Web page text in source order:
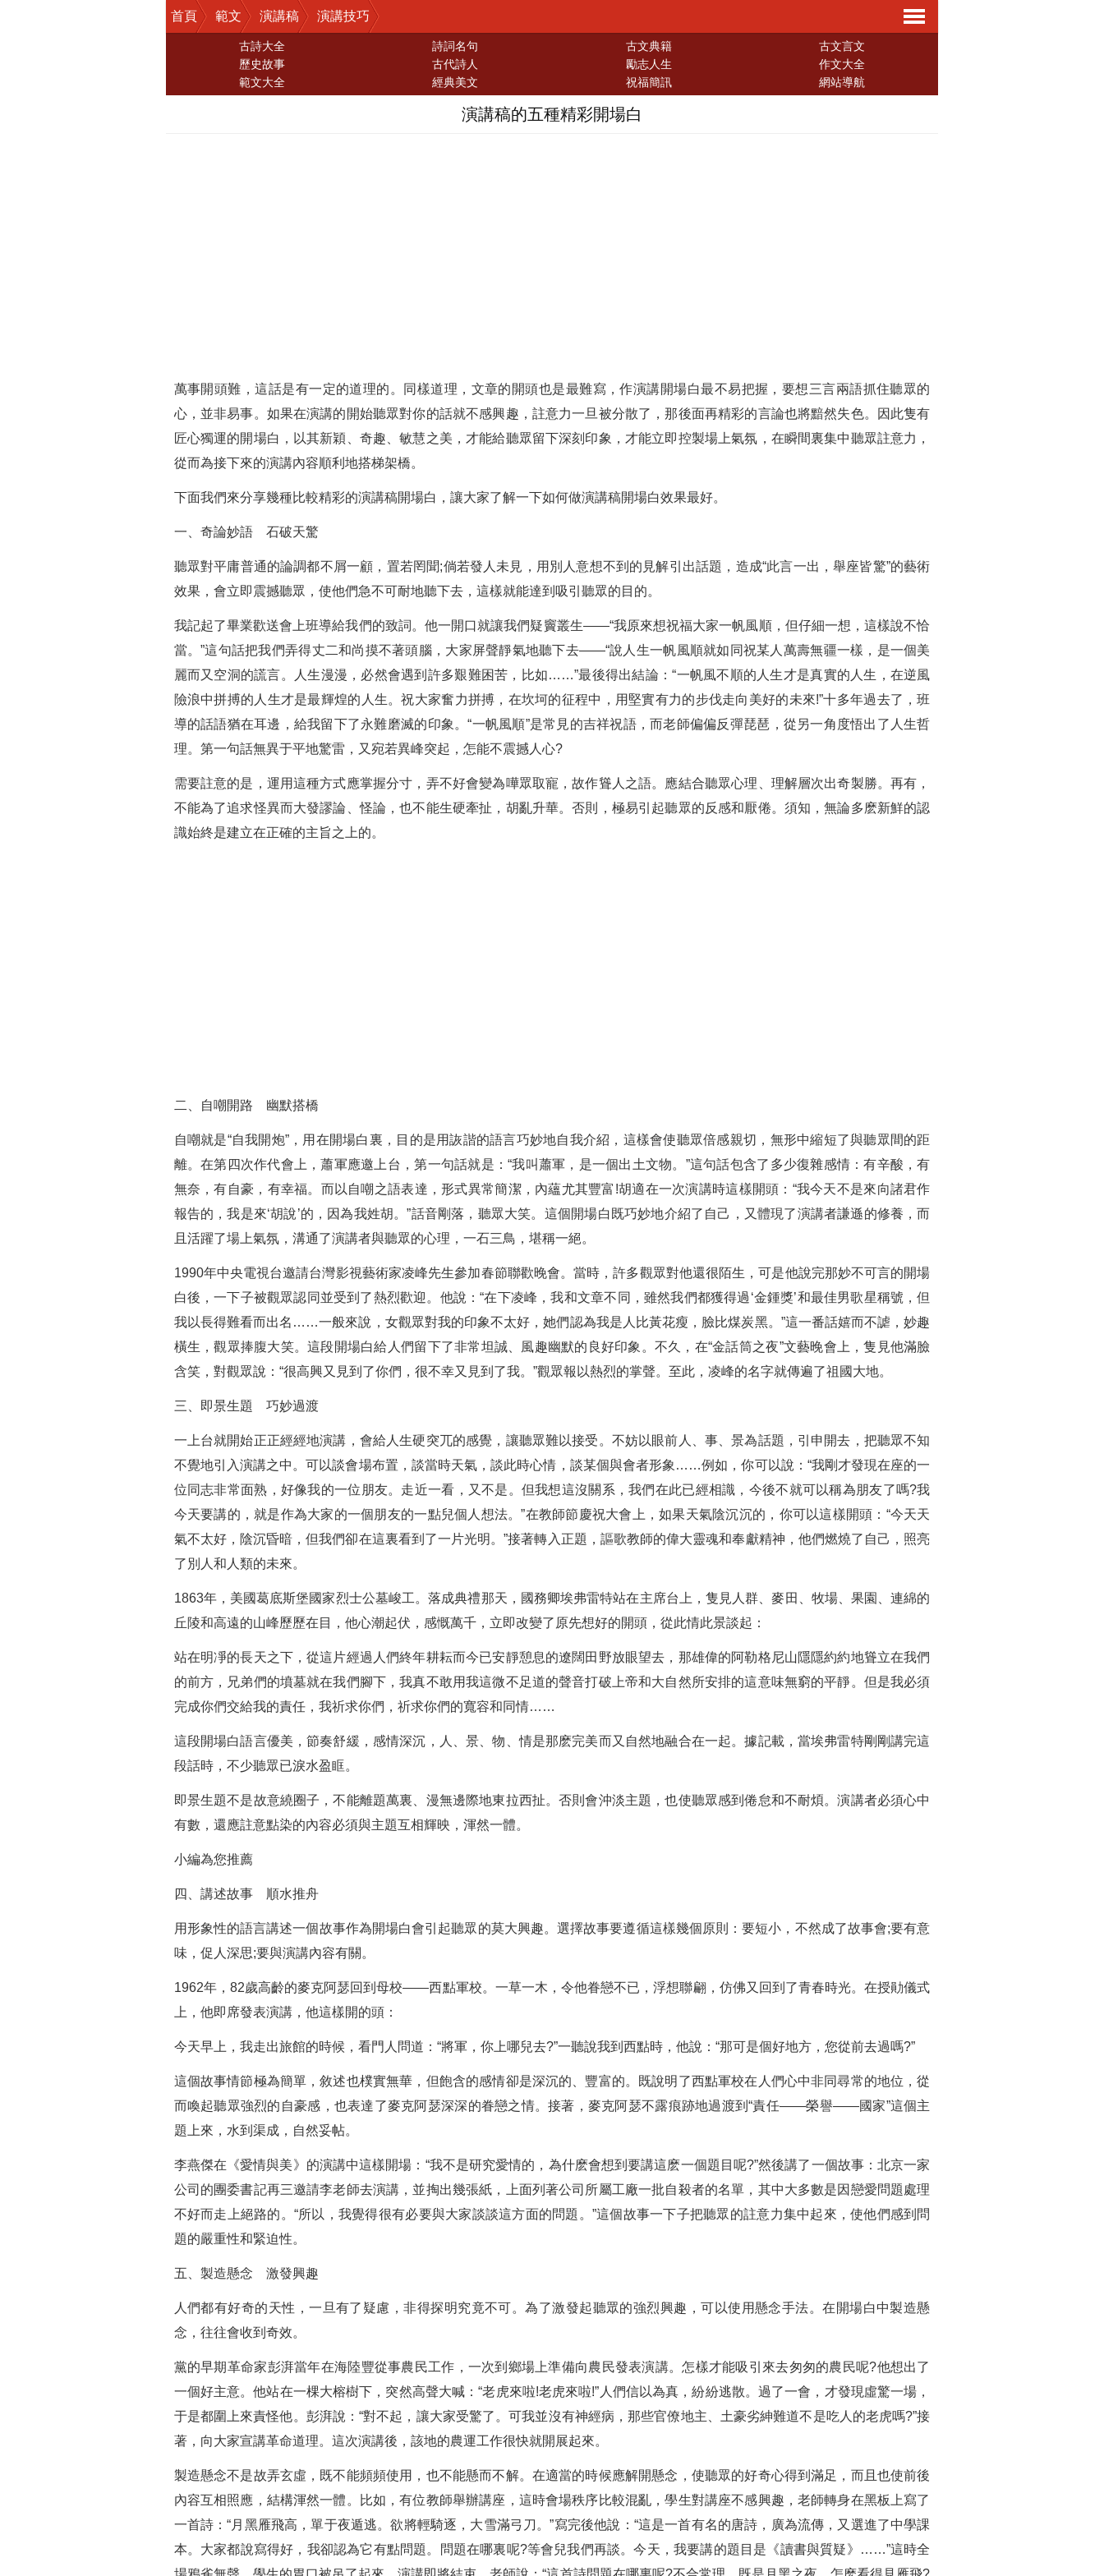
首頁 範文 演講稿
演講技巧
導
古詩大全 詩詞名句 古文典籍
古文言文
歷史故事
古代詩人 勵志人生
作文大全
範文大全
經典美文 祝福簡訊 網站導航
演講稿的五種精彩開場白
萬事開頭難，這話是有一定的道理的。同樣道理，文章的開頭也是最難寫，作演講開場白最不易把握，要想三言兩語抓住聽眾的
心，並非易事。如果在演講的開始聽眾對你的話就不感興趣，註意力一旦被分散了，那後面再精彩的言論也將黯然失色。因此隻有
匠心獨運的開場白，以其新穎、奇趣、敏慧之美，才能給聽眾留下深刻印象，才能立即控製場上氣氛，在瞬間裏集中聽眾註意力，
從而為接下來的演講內容順利地搭梯架橋。
下面我們來分享幾種比較精彩的演講稿開場白，讓大家了解一下如何做演講稿開場白效果最好。
一、奇論妙語 石破天驚
聽眾對平庸普通的論調都不屑一顧，置若罔聞;倘若發人未見，用別人意想不到的見解引出話題，造成“此言一出，舉座皆驚”的藝術
效果，會立即震撼聽眾，使他們急不可耐地聽下去，這樣就能達到吸引聽眾的目的。
我記起了畢業歡送會上班導給我們的致詞。他一開口就讓我們疑竇叢生——“我原來想祝福大家一帆風順，但仔細一想，這樣說不恰
當。”這句話把我們弄得丈二和尚摸不著頭腦，大家屏聲靜氣地聽下去——“說人生一帆風順就如同祝某人萬壽無疆一樣，是一個美
麗而又空洞的謊言。人生漫漫，必然會遇到許多艱難困苦，比如……”最後得出結論：“一帆風不順的人生才是真實的人生，在逆風
險浪中拼搏的人生才是最輝煌的人生。祝大家奮力拼搏，在坎坷的征程中，用堅實有力的步伐走向美好的未來!”十多年過去了，班
導的話語猶在耳邊，給我留下了永難磨滅的印象。“一帆風順”是常見的吉祥祝語，而老師偏偏反彈琵琶，從另一角度悟出了人生哲
理。第一句話無異于平地驚雷，又宛若異峰突起，怎能不震撼人心?
需要註意的是，運用這種方式應掌握分寸，弄不好會變為嘩眾取寵，故作聳人之語。應結合聽眾心理、理解層次出奇製勝。再有，
不能為了追求怪異而大發謬論、怪論，也不能生硬牽扯，胡亂升華。否則，極易引起聽眾的反感和厭倦。須知，無論多麽新鮮的認
識始終是建立在正確的主旨之上的。
二、自嘲開路 幽默搭橋
自嘲就是“自我開炮”，用在開場白裏，目的是用詼諧的語言巧妙地自我介紹，這樣會使聽眾倍感親切，無形中縮短了與聽眾間的距
離。在第四次作代會上，蕭軍應邀上台，第一句話就是：“我叫蕭軍，是一個出土文物。”這句話包含了多少復雜感情：有辛酸，有
無奈，有自豪，有幸福。而以自嘲之語表達，形式異常簡潔，內蘊尤其豐富!胡適在一次演講時這樣開頭：“我今天不是來向諸君作
報告的，我是來‘胡說’的，因為我姓胡。”話音剛落，聽眾大笑。這個開場白既巧妙地介紹了自己，又體現了演講者謙遜的修養，而
且活躍了場上氣氛，溝通了演講者與聽眾的心理，一石三鳥，堪稱一絕。
1990年中央電視台邀請台灣影視藝術家凌峰先生參加春節聯歡晚會。當時，許多觀眾對他還很陌生，可是他說完那妙不可言的開場
白後，一下子被觀眾認同並受到了熱烈歡迎。他說：“在下凌峰，我和文章不同，雖然我們都獲得過‘金鍾獎’和最佳男歌星稱號，但
我以長得難看而出名……一般來說，女觀眾對我的印象不太好，她們認為我是人比黃花瘦，臉比煤炭黑。”這一番話嬉而不謔，妙趣
橫生，觀眾捧腹大笑。這段開場白給人們留下了非常坦誠、風趣幽默的良好印象。不久，在“金話筒之夜”文藝晚會上，隻見他滿臉
含笑，對觀眾說：“很高興又見到了你們，很不幸又見到了我。”觀眾報以熱烈的掌聲。至此，凌峰的名字就傳遍了祖國大地。
三、即景生題 巧妙過渡
一上台就開始正正經經地演講，會給人生硬突兀的感覺，讓聽眾難以接受。不妨以眼前人、事、景為話題，引申開去，把聽眾不知
不覺地引入演講之中。可以談會場布置，談當時天氣，談此時心情，談某個與會者形象……例如，你可以說：“我剛才發現在座的一
位同志非常面熟，好像我的一位朋友。走近一看，又不是。但我想這沒關系，我們在此已經相識，今後不就可以稱為朋友了嗎?我
今天要講的，就是作為大家的一個朋友的一點兒個人想法。”在教師節慶祝大會上，如果天氣陰沉沉的，你可以這樣開頭：“今天天
氣不太好，陰沉昏暗，但我們卻在這裏看到了一片光明。”接著轉入正題，謳歌教師的偉大靈魂和奉獻精神，他們燃燒了自己，照亮
了別人和人類的未來。
1863年，美國葛底斯堡國家烈士公墓峻工。落成典禮那天，國務卿埃弗雷特站在主席台上，隻見人群、麥田、牧場、果園、連綿的
丘陵和高遠的山峰歷歷在目，他心潮起伏，感慨萬千，立即改變了原先想好的開頭，從此情此景談起：
站在明凈的長天之下，從這片經過人們終年耕耘而今已安靜憩息的遼闊田野放眼望去，那雄偉的阿勒格尼山隱隱約約地聳立在我們
的前方，兄弟們的墳墓就在我們腳下，我真不敢用我這微不足道的聲音打破上帝和大自然所安排的這意味無窮的平靜。但是我必須
完成你們交給我的責任，我祈求你們，祈求你們的寬容和同情……
這段開場白語言優美，節奏舒緩，感情深沉，人、景、物、情是那麽完美而又自然地融合在一起。據記載，當埃弗雷特剛剛講完這
段話時，不少聽眾已淚水盈眶。
即景生題不是故意繞圈子，不能離題萬裏、漫無邊際地東拉西扯。否則會沖淡主題，也使聽眾感到倦怠和不耐煩。演講者必須心中
有數，還應註意點染的內容必須與主題互相輝映，渾然一體。
小編為您推薦
四、講述故事 順水推舟
用形象性的語言講述一個故事作為開場白會引起聽眾的莫大興趣。選擇故事要遵循這樣幾個原則：要短小，不然成了故事會;要有意
味，促人深思;要與演講內容有關。
1962年，82歲高齡的麥克阿瑟回到母校——西點軍校。一草一木，令他眷戀不已，浮想聯翩，仿佛又回到了青春時光。在授勛儀式
上，他即席發表演講，他這樣開的頭：
今天早上，我走出旅館的時候，看門人問道：“將軍，你上哪兒去?”一聽說我到西點時，他說：“那可是個好地方，您從前去過嗎?”
這個故事情節極為簡單，敘述也樸實無華，但飽含的感情卻是深沉的、豐富的。既說明了西點軍校在人們心中非同尋常的地位，從
而喚起聽眾強烈的自豪感，也表達了麥克阿瑟深深的眷戀之情。接著，麥克阿瑟不露痕跡地過渡到“責任——榮譽——國家”這個主
題上來，水到渠成，自然妥帖。
李燕傑在《愛情與美》的演講中這樣開場：“我不是研究愛情的，為什麽會想到要講這麽一個題目呢?”然後講了一個故事：北京一家
公司的團委書記再三邀請李老師去演講，並掏出幾張紙，上面列著公司所屬工廠一批自殺者的名單，其中大多數是因戀愛問題處理
不好而走上絕路的。“所以，我覺得很有必要與大家談談這方面的問題。”這個故事一下子把聽眾的註意力集中起來，使他們感到問
題的嚴重性和緊迫性。
五、製造懸念 激發興趣
人們都有好奇的天性，一旦有了疑慮，非得探明究竟不可。為了激發起聽眾的強烈興趣，可以使用懸念手法。在開場白中製造懸
念，往往會收到奇效。
黨的早期革命家彭湃當年在海陸豐從事農民工作，一次到鄉場上準備向農民發表演講。怎樣才能吸引來去匆匆的農民呢?他想出了
一個好主意。他站在一棵大榕樹下，突然高聲大喊：“老虎來啦!老虎來啦!”人們信以為真，紛紛逃散。過了一會，才發現虛驚一場，
于是都圍上來責怪他。彭湃說：“對不起，讓大家受驚了。可我並沒有神經病，那些官僚地主、土豪劣紳難道不是吃人的老虎嗎?”接
著，向大家宣講革命道理。這次演講後，該地的農運工作很快就開展起來。
製造懸念不是故弄玄虛，既不能頻頻使用，也不能懸而不解。在適當的時候應解開懸念，使聽眾的好奇心得到滿足，而且也使前後
內容互相照應，結構渾然一體。比如，有位教師舉辦講座，這時會場秩序比較混亂，學生對講座不感興趣，老師轉身在黑板上寫了
一首詩：“月黑雁飛高，單于夜遁逃。欲將輕騎逐，大雪滿弓刀。”寫完後他說：“這是一首有名的唐詩，廣為流傳，又選進了中學課
本。大家都說寫得好，我卻認為它有點問題。問題在哪裏呢?等會兒我們再談。今天，我要講的題目是《讀書與質疑》……”這時全